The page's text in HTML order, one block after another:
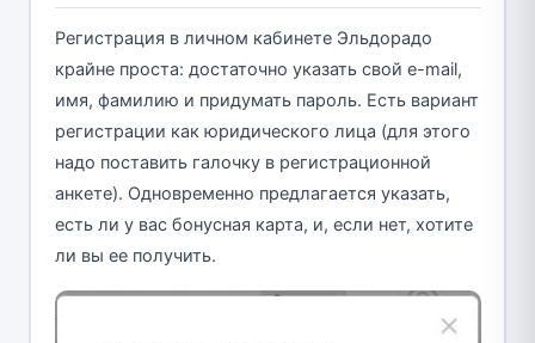
Регистрация в личном кабинете Эльдорадо
крайне проста: достаточно указать свой e-mail,
имя, фамилию и придумать пароль. Есть вариант
регистрации как юридического лица (для этого
надо поставить галочку в регистрационной
анкете). Одновременно предлагается указать,
есть ли у вас бонусная карта, и, если нет, хотите
ли вы ее получить.